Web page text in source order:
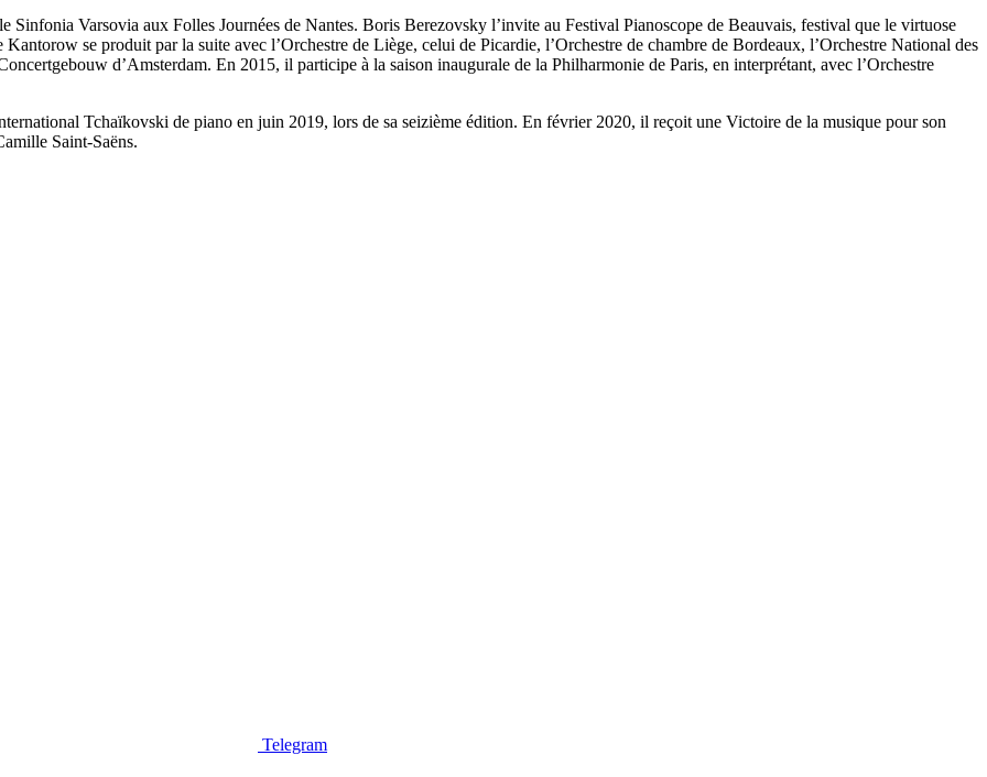
Sinfonia Varsovia aux Folles Journées de Nantes. Boris Berezovsky l’invite au Festival Pianoscope de Beauvais, festival que le virtuose
se produit par la suite avec l’Orchestre de Liège, celui de Picardie, l’Orchestre de chambre de Bordeaux, l’Orchestre National des
d’Amsterdam. En 2015, il participe à la saison inaugurale de la Philharmonie de Paris, en interprétant, avec l’Orchestre
Tchaïkovski de piano en juin 2019, lors de sa seizième édition. En février 2020, il reçoit une Victoire de la musique pour son
Saint-Saëns.
Telegram